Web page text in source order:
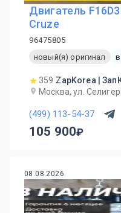
Двигатель
Cruze
96475805
новый(я) оригинал
359 ZapKorea |
Москва, ул.
(499) 113-54-37
105 900
08.08.2026